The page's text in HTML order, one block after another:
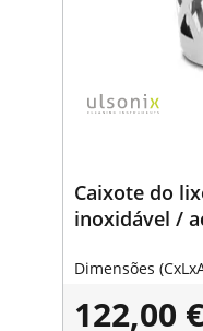
Caixote do
inoxidável /
Dimensões
122,00 €